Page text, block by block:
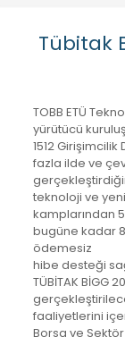
Tübitak
TOBB ETÜ
yürütücü
1512
fazla ilde ve
teknoloji ve
kamplarından
bugüne kadar
ödemesiz
hibe desteği
TÜBİTAK BİGG
faaliyetlerini
Borsa ve